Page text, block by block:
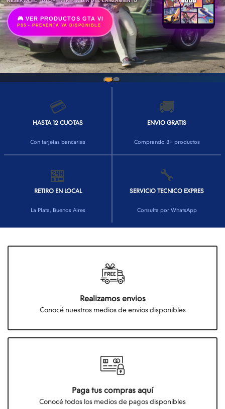
🎮 VER PRODUCTOS GTA VI
PS5 • PREVENTA YA DISPONIBLE
💳
HASTA 12 CUOTAS
Con tarjetas bancarias
🚚
ENVIO GRATIS
Comprando 3+ productos
🏪
RETIRO EN LOCAL
La Plata, Buenos Aires
🔧
SERVICIO TECNICO EXPRES
Consulta por WhatsApp
Realizamos envios
Conocé nuestros medios de envios disponibles
Paga tus compras aquí
Conocé todos los medios de pagos disponibles